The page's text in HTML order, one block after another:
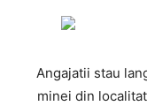
Angajatii stau
minei din